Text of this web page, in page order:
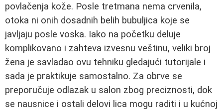
povlačenja kože. Posle tretmana nema crvenila,
otoka ni onih dosadnih belih bubuljica koje se
javljaju posle voska. Iako na početku deluje
komplikovano i zahteva izvesnu veštinu, veliki broj
žena je savladao ovu tehniku gledajući tutorijale i
sada je praktikuje samostalno. Za obrve se
preporučuje odlazak u salon zbog preciznosti, dok
se nausnice i ostali delovi lica mogu raditi i u kućnoj